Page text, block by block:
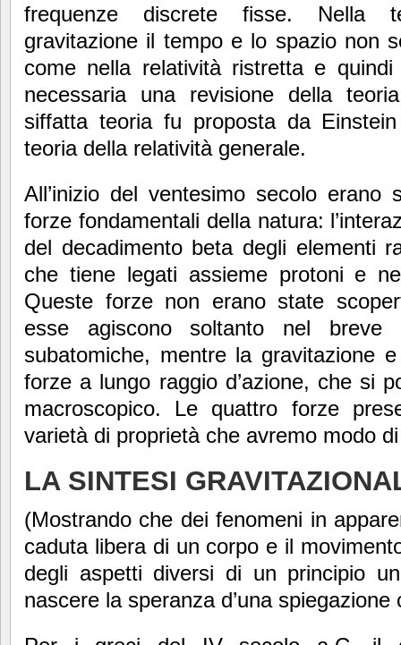
frequenze discrete fisse. Nella
gravitazione il tempo e lo spazio non
come nella relatività ristretta e
necessaria una revisione della
siffatta teoria fu proposta da
teoria della relatività generale.
All’inizio del ventesimo secolo erano
forze fondamentali della natura:
del decadimento beta degli elementi
che tiene legati assieme protoni e
Queste forze non erano state
esse agiscono soltanto nel breve
subatomiche, mentre la gravitazione e
forze a lungo raggio d’azione, che si
macroscopico. Le quattro forze
varietà di proprietà che avremo modo
LA SINTESI
(Mostrando che dei fenomeni in
caduta libera di un corpo e il
degli aspetti diversi di un principio
nascere la speranza d’una spiegazione